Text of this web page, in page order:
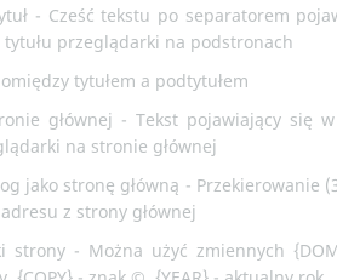
- Cześć tekstu po separatorem
tytułu przeglądarki na podstronach
tytułem a podtytułem
głównej - Tekst pojawiający się
na stronie głównej
jako stronę główną - Przekierowanie
z strony głównej
strony - Można użyć zmiennych